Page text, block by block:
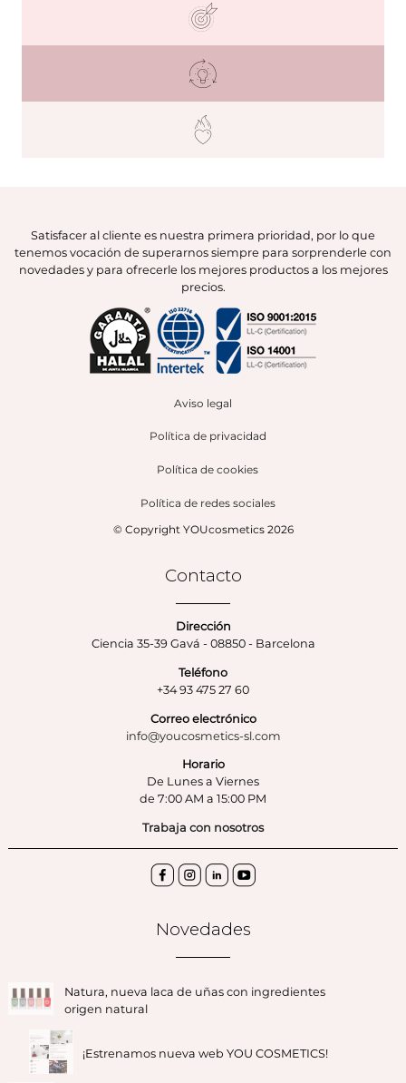
Satisfacer al cliente es nuestra primera prioridad, por lo que
tenemos vocación de superarnos siempre para sorprenderle con
novedades y para ofrecerle los mejores productos a los mejores
precios.
Aviso legal
Política de privacidad
Política de cookies
Política de redes sociales
© Copyright YOUcosmetics 2026
Contacto
Dirección
Ciencia 35-39 Gavá - 08850 - Barcelona
Teléfono
+34 93 475 27 60
Correo electrónico
info@youcosmetics-sl.com
Horario
De Lunes a Viernes
de 7:00 AM a 15:00 PM
Trabaja con nosotros
Novedades
Natura, nueva laca de uñas con ingredientes
origen natural
¡Estrenamos nueva web YOU COSMETICS!